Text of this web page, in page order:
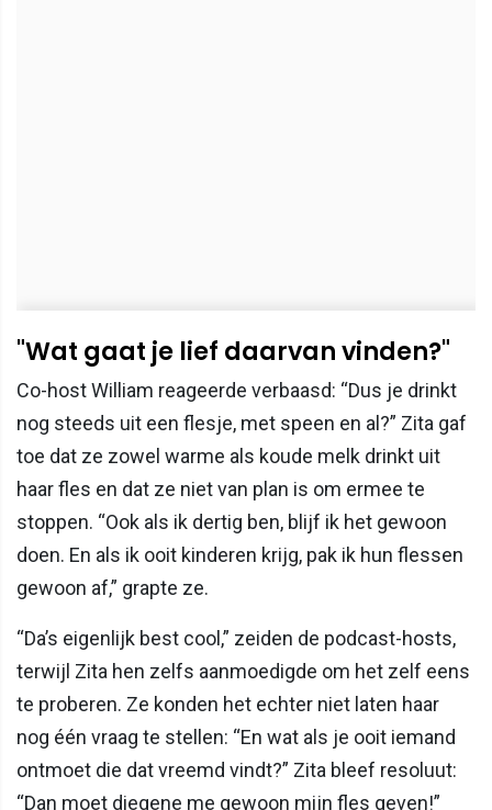
"Wat gaat je lief daarvan vinden?"
Co-host William reageerde verbaasd: “Dus je drinkt
nog steeds uit een flesje, met speen en al?” Zita gaf
toe dat ze zowel warme als koude melk drinkt uit
haar fles en dat ze niet van plan is om ermee te
stoppen. “Ook als ik dertig ben, blijf ik het gewoon
doen. En als ik ooit kinderen krijg, pak ik hun flessen
gewoon af,” grapte ze.
“Da’s eigenlijk best cool,” zeiden de podcast-hosts,
terwijl Zita hen zelfs aanmoedigde om het zelf eens
te proberen. Ze konden het echter niet laten haar
nog één vraag te stellen: “En wat als je ooit iemand
ontmoet die dat vreemd vindt?” Zita bleef resoluut:
“Dan moet diegene me gewoon mijn fles geven!”